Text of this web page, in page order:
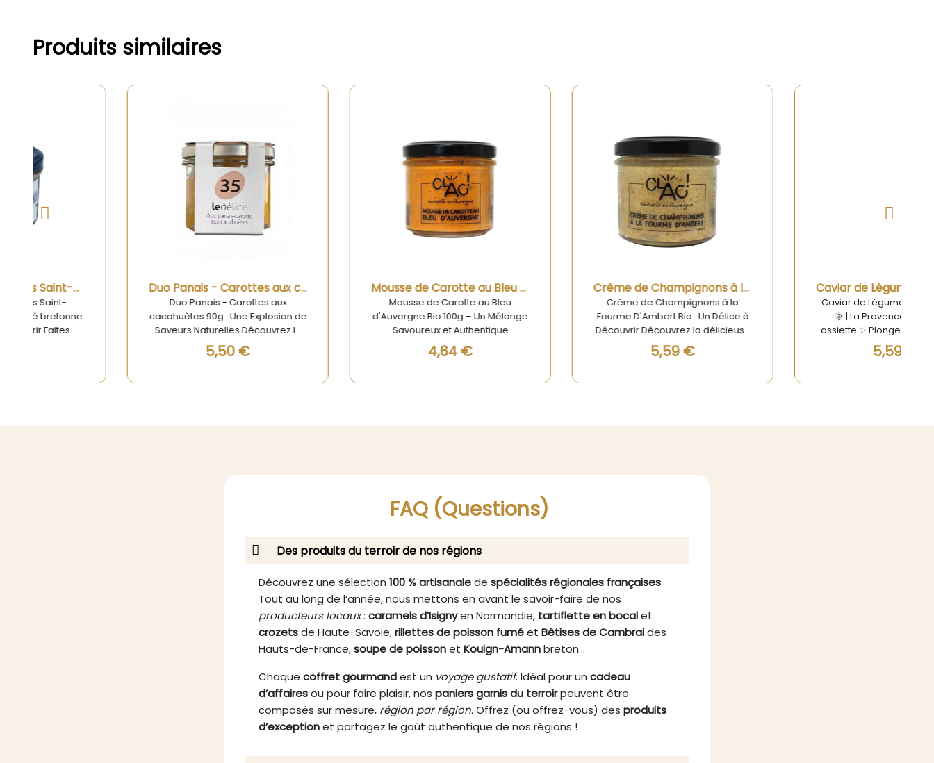
Produits similaires
Aperçu rapide Duo Panais - Carottes aux cacahuètes 90g
Duo Panais - Carottes aux
cacahuètes 90g : Une Explosion de
Saveurs Naturelles Découvrez le
Ce tartinable est une alternative
Aperçu rapide Mousse de Carotte au Bleu d'Auvergne Bio 100g
Mousse de Carotte au Bleu
d'Auvergne Bio 100g – Un Mélange
Savoureux et Authentique
saveurs qui allie la douceur des
onctueuse et un goût authentique
Aperçu rapide Crème de Champignons à la Fourme D'Ambert Bio 100g
Crème de Champignons à la
Fourme D'Ambert Bio : Un Délice à
Découvrir Découvrez la délicieuse
Fourme D'Ambert Bio, un vrai régal
personnalisé de 100g saura vous
expérience gustative inoubliable.
Aperçu rapide Caviar de Légumes du Soleil 90g
Caviar de Légumes du Soleil 90g
🌞 | La Provence dans votre
assiette ✨ Plongez dans l’univers
provençale avec notre Caviar de
artisanale de la maison Toupine
FAQ (Questions)
Des produits du terroir de nos régions
Découvrez une sélection 100 % artisanalede spécialités régionales françaises.
Tout au long de l’année, nous mettons en avant le savoir-faire de nos
producteurs locaux: caramels d’Isignyen Normandie, tartiflette en bocalet
crozetsde Haute-Savoie,rillettes de poisson fuméet Bêtises de Cambraides
Hauts-de-France,soupe de poissonet Kouign-Amannbreton…
Chaque coffret gourmandest un voyage gustatif. Idéal pour un cadeau
d’affairesou pour faire plaisir, nos paniers garnis du terroirpeuvent être
composés sur mesure, région par région. Offrez (ou offrez-vous) des produits
d’exceptionet partagez le goût authentique de nos régions !